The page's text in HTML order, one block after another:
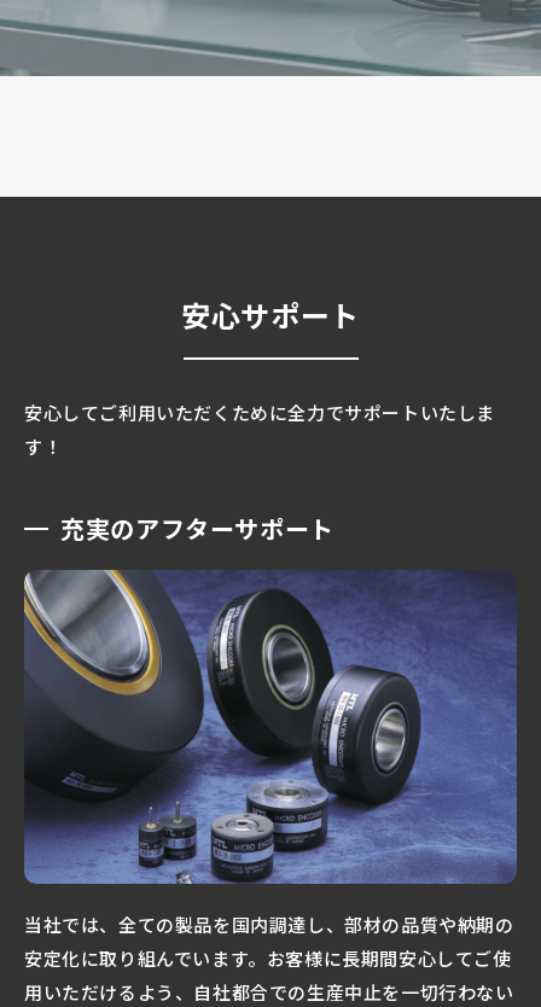
安心サポート
安心してご利用いただくために全力でサポートいたしま
す！
充実のアフターサポート
当社では、全ての製品を国内調達し、部材の品質や納期の
安定化に取り組んでいます。お客様に長期間安心してご使
用いただけるよう、自社都合での生産中止を一切行わない